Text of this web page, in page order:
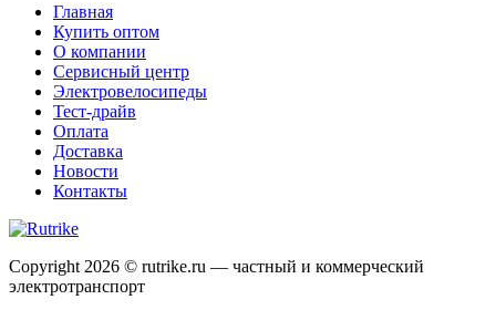
Главная
Купить оптом
О компании
Сервисный центр
Электровелосипеды
Тест-драйв
Оплата
Доставка
Новости
Контакты
Copyright 2026 © rutrike.ru — частный и коммерческий
электротранспорт